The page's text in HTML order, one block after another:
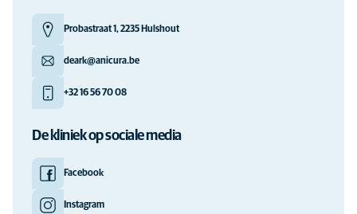
Probastraat 1, 2235 Hulshout
deark@anicura.be
+32 16 56 70 08
De kliniek op sociale media
Facebook
Instagram